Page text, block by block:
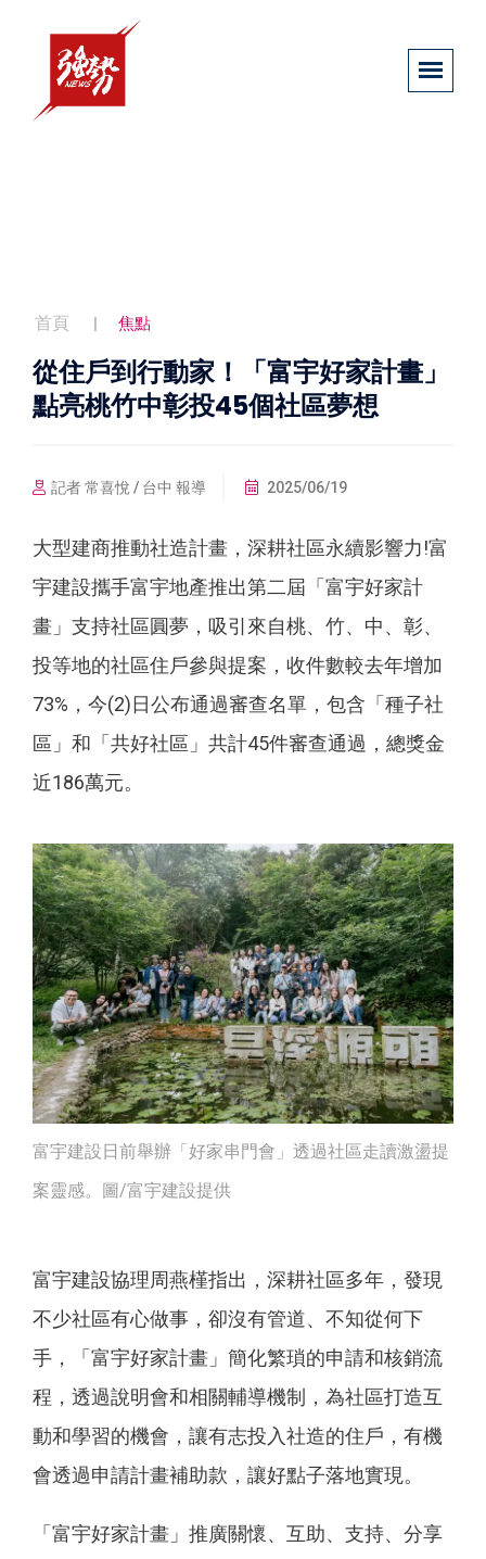
首頁 焦點
從住戶到行動家！「富宇好家計畫」
點亮桃竹中彰投45個社區夢想
記者 常喜悅 / 台中 報導 2025/06/19
大型建商推動社造計畫，深耕社區永續影響力!富
宇建設攜手富宇地產推出第二屆「富宇好家計
畫」支持社區圓夢，吸引來自桃、竹、中、彰、
投等地的社區住戶參與提案，收件數較去年增加
73%，今(2)日公布通過審查名單，包含「種子社
區」和「共好社區」共計45件審查通過，總獎金
近186萬元。
富宇建設日前舉辦「好家串門會」透過社區走讀激盪提
案靈感。圖/富宇建設提供
富宇建設協理周燕槿指出，深耕社區多年，發現
不少社區有心做事，卻沒有管道、不知從何下
手，「富宇好家計畫」簡化繁瑣的申請和核銷流
程，透過說明會和相關輔導機制，為社區打造互
動和學習的機會，讓有志投入社造的住戶，有機
會透過申請計畫補助款，讓好點子落地實現。
「富宇好家計畫」推廣關懷、互助、支持、分享